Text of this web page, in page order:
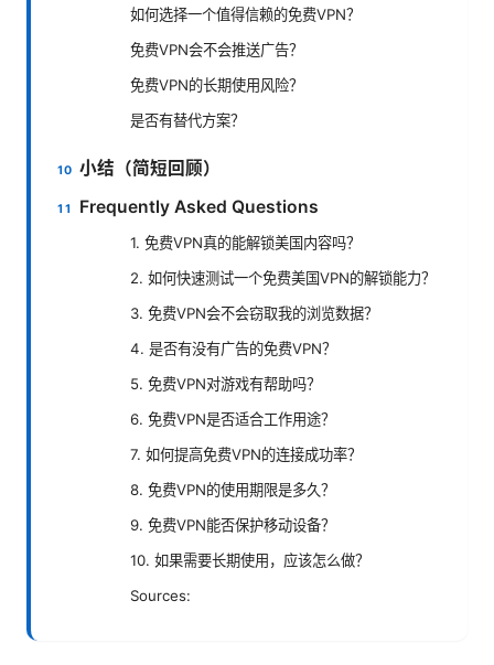
如何选择一个值得信赖的免费VPN？
免费VPN会不会推送广告？
免费VPN的长期使用风险？
是否有替代方案？
小结（简短回顾）
Frequently Asked Questions
1. 免费VPN真的能解锁美国内容吗？
2. 如何快速测试一个免费美国VPN的解锁能力？
3. 免费VPN会不会窃取我的浏览数据？
4. 是否有没有广告的免费VPN？
5. 免费VPN对游戏有帮助吗？
6. 免费VPN是否适合工作用途？
7. 如何提高免费VPN的连接成功率？
8. 免费VPN的使用期限是多久？
9. 免费VPN能否保护移动设备？
10. 如果需要长期使用，应该怎么做？
Sources: